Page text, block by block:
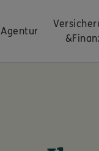
Agentur
&